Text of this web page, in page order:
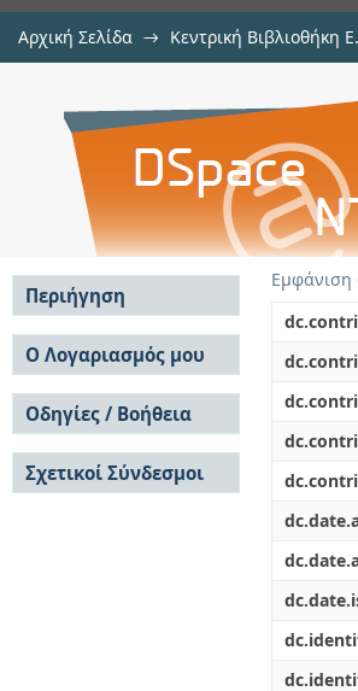
Αρχική Σελίδα → Κεντρική Βιβλιοθήκη
Raman micro-
polymorphs from
Rhodope
Εμφάνιση
Περιήγηση
Σε όλο το DSpace
Κοινότητες & Συλλογές
Ανά Ημερομηνία
Έκδοσης
Συγγραφείς
Τίτλοι
Θέματα
Ο Λογαριασμός μου
Σύνδεση
Εγγραφή
Οδηγίες / Βοήθεια
Οδηγίες Υποβολής
Οδηγίες Χρήσης ΙΑ
Συχνές Ερωτήσεις
Σχετικοί Σύνδεσμοι